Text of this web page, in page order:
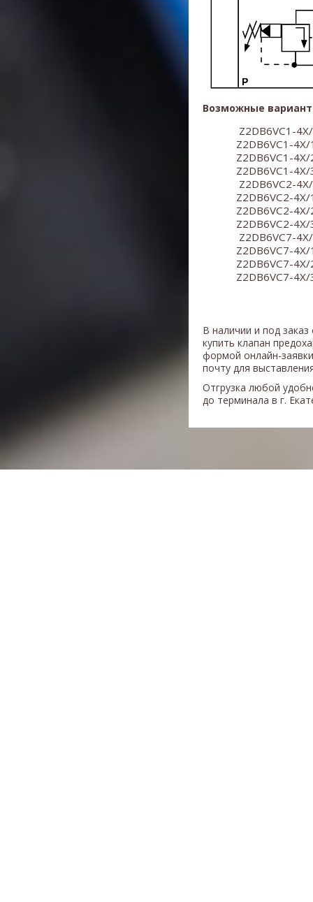
Возможные
Z2DB6VC1-
Z2DB6VC1-
Z2DB6VC1-
Z2DB6VC1-
Z2DB6VC2-
Z2DB6VC2-
Z2DB6VC2-
Z2DB6VC2-
Z2DB6VC7-
Z2DB6VC7-
Z2DB6VC7-
Z2DB6VC7-
В наличии и под
купить клапан
формой онлайн-
почту для
Отгрузка любой
до терминала в г.